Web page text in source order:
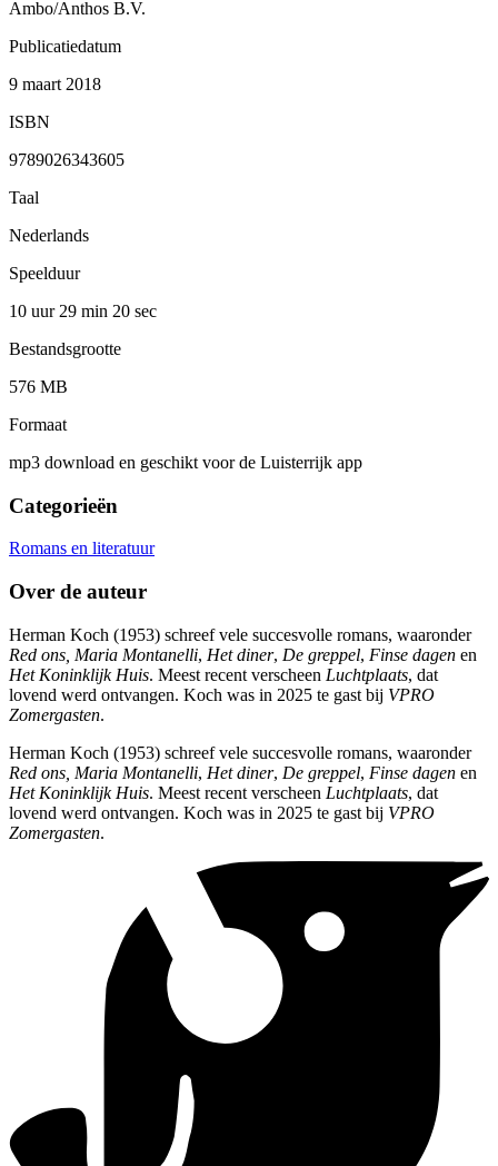
Ambo/Anthos B.V.
Publicatiedatum
9 maart 2018
ISBN
9789026343605
Taal
Nederlands
Speelduur
10 uur 29 min 20 sec
Bestandsgrootte
576 MB
Formaat
mp3 download en geschikt voor de Luisterrijk app
Categorieën
Romans en literatuur
Over de auteur
Herman Koch (1953) schreef vele succesvolle romans, waaronder
Red ons, Maria Montanelli, Het diner, De greppel, Finse dagen en
Het Koninklijk Huis. Meest recent verscheen Luchtplaats, dat
lovend werd ontvangen. Koch was in 2025 te gast bij VPRO
Zomergasten.
Herman Koch (1953) schreef vele succesvolle romans, waaronder
Red ons, Maria Montanelli, Het diner, De greppel, Finse dagen en
Het Koninklijk Huis. Meest recent verscheen Luchtplaats, dat
lovend werd ontvangen. Koch was in 2025 te gast bij VPRO
Zomergasten.